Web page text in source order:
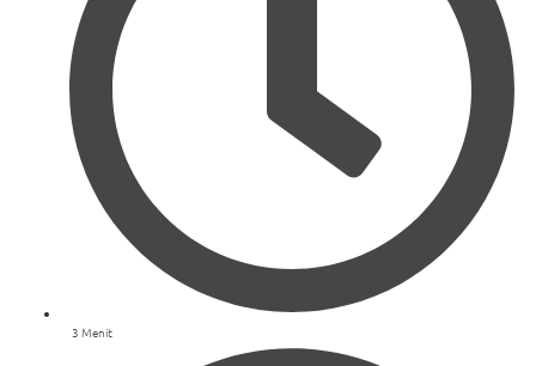
3 Menit